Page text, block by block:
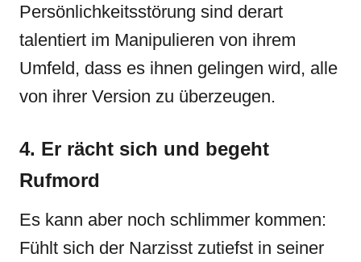
Persönlichkeitsstörung sind derart
talentiert im Manipulieren von ihrem
Umfeld, dass es ihnen gelingen wird, alle
von ihrer Version zu überzeugen.
4. Er rächt sich und begeht
Rufmord
Es kann aber noch schlimmer kommen:
Fühlt sich der Narzisst zutiefst in seiner